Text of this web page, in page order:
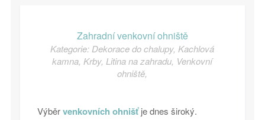
Zahradní venkovní ohniště
Kategorie: Dekorace do chalupy, Kachlová
kamna, Krby, Litina na zahradu, Venkovní
ohniště,
Výběrvenkovních ohnišťje dnes široký.